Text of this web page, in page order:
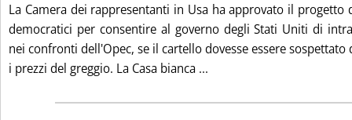
La Camera dei rappresentanti in Usa ha approvato il progetto
democratici per consentire al governo degli Stati Uniti di
nei confronti dell'Opec, se il cartello dovesse essere
i prezzi del greggio. La Casa bianca ...